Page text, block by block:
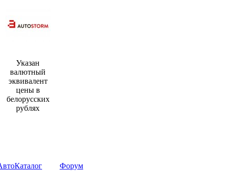
Указан
валютный
эквивалент
цены в
белорусских
рублях
Форум